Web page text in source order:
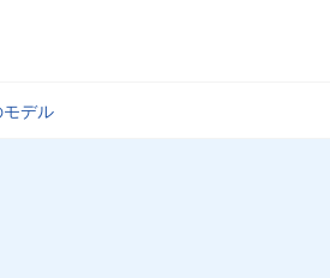
デル